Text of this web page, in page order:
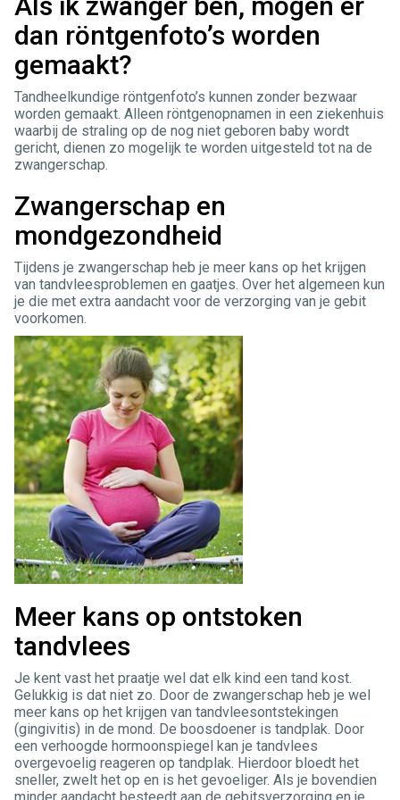
dan röntgenfoto’s worden
gemaakt?
Tandheelkundige röntgenfoto’s kunnen zonder bezwaar
worden gemaakt. Alleen röntgenopnamen in een ziekenhuis
waarbij de straling op de nog niet geboren baby wordt
gericht, dienen zo mogelijk te worden uitgesteld tot na de
zwangerschap.
Zwangerschap en
mondgezondheid
Tijdens je zwangerschap heb je meer kans op het krijgen
van tandvleesproblemen en gaatjes. Over het algemeen kun
je die met extra aandacht voor de verzorging van je gebit
voorkomen.
Meer kans op ontstoken
tandvlees
Je kent vast het praatje wel dat elk kind een tand kost.
Gelukkig is dat niet zo. Door de zwangerschap heb je wel
meer kans op het krijgen van tandvleesontstekingen
(gingivitis) in de mond. De boosdoener is tandplak. Door
een verhoogde hormoonspiegel kan je tandvlees
overgevoelig reageren op tandplak. Hierdoor bloedt het
sneller, zwelt het op en is het gevoeliger. Als je bovendien